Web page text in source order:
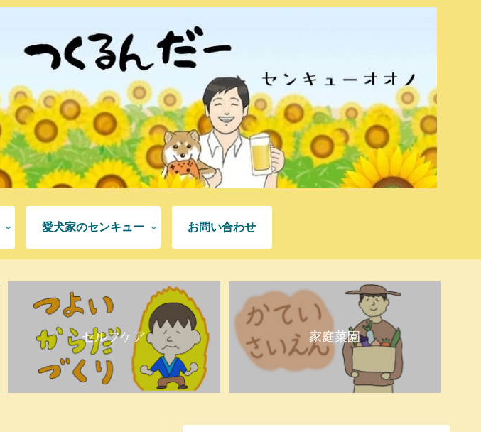
愛犬家のセンキュー お問い合わせ
セルフケア 家庭菜園